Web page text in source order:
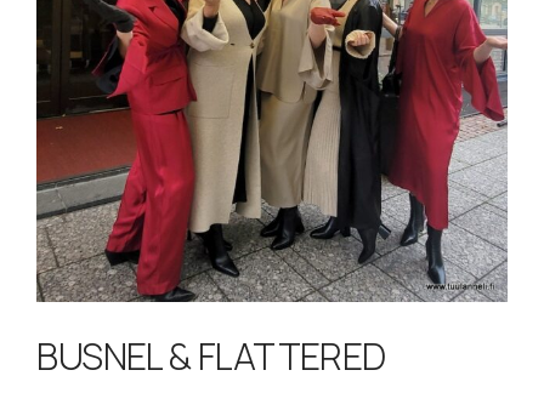
BUSNEL & FLATTERED